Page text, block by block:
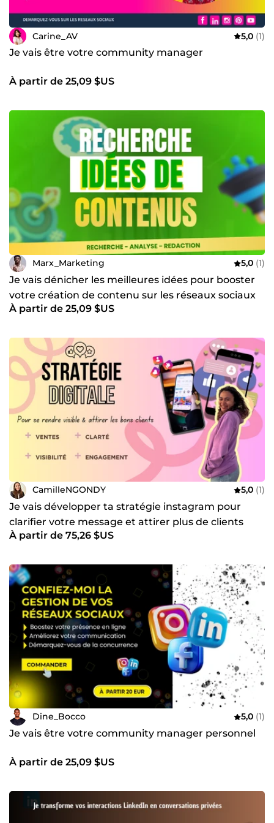
Carine_AV 5,0 (1)
Je vais être votre community manager
À partir de 25,09 $US
Marx_Marketing 5,0 (1)
Je vais dénicher les meilleures idées pour booster
votre création de contenu sur les réseaux sociaux
À partir de 25,09 $US
CamilleNGONDY 5,0 (1)
Je vais développer ta stratégie instagram pour
clarifier votre message et attirer plus de clients
À partir de 75,26 $US
Dine_Bocco 5,0 (1)
Je vais être votre community manager personnel
À partir de 25,09 $US